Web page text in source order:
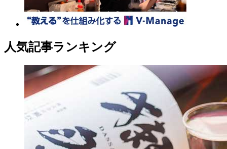
人気記事ランキング